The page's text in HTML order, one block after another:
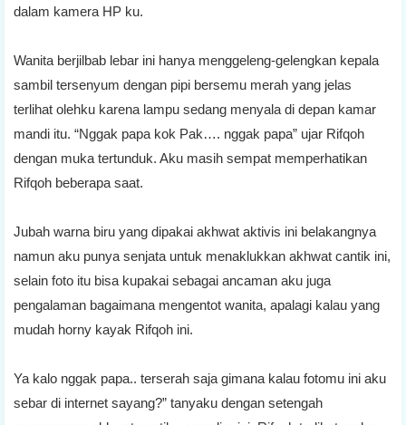
dalam kamera HP ku.
Wanita berjilbab lebar ini hanya menggeleng-gelengkan kepala
sambil tersenyum dengan pipi bersemu merah yang jelas
terlihat olehku karena lampu sedang menyala di depan kamar
mandi itu. “Nggak papa kok Pak…. nggak papa” ujar Rifqoh
dengan muka tertunduk. Aku masih sempat memperhatikan
Rifqoh beberapa saat.
Jubah warna biru yang dipakai akhwat aktivis ini belakangnya
namun aku punya senjata untuk menaklukkan akhwat cantik ini,
selain foto itu bisa kupakai sebagai ancaman aku juga
pengalaman bagaimana mengentot wanita, apalagi kalau yang
mudah horny kayak Rifqoh ini.
Ya kalo nggak papa.. terserah saja gimana kalau fotomu ini aku
sebar di internet sayang?” tanyaku dengan setengah